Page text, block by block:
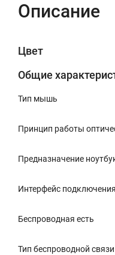
Описание
Цвет
Общие
Тип мышь
Принцип работы
Предназначение
Интерфейс
Беспроводная есть
Тип беспроводной